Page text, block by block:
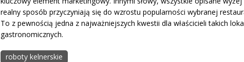
realny sposób przyczyniają się do wzrostu popularności wybranej
To z pewnością jedna z najważniejszych kwestii dla właścicieli takich
gastronomicznych.
roboty kelnerskie